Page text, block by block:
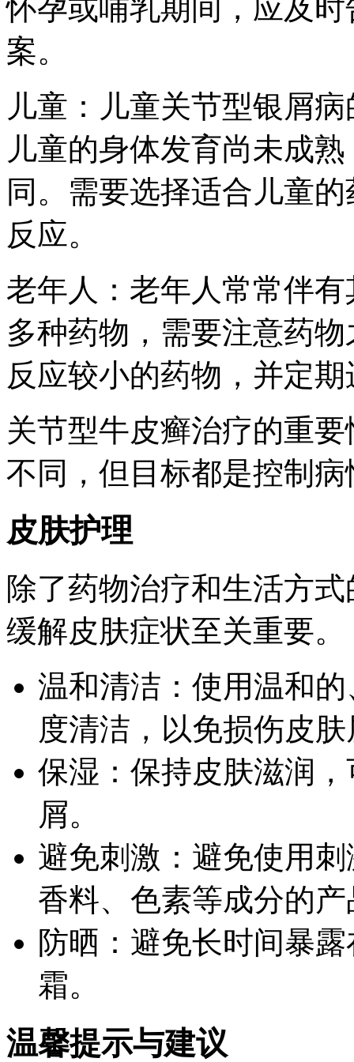
怀孕或哺乳期间，应及
案。
儿童：儿童关节型银屑
儿童的身体发育尚未成
同。需要选择适合儿童
反应。
老年人：老年人常常伴
多种药物，需要注意药
反应较小的药物，并定
关节型牛皮癣治疗的重
不同，但目标都是控制
皮肤护理
除了药物治疗和生活方
缓解皮肤症状至关重要。
温和清洁：使用温和
度清洁，以免损伤皮
保湿：保持皮肤滋润
屑。
避免刺激：避免使用
香料、色素等成分的产
防晒：避免长时间暴
霜。
温馨提示与建议